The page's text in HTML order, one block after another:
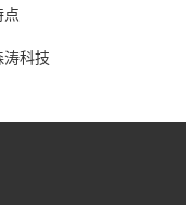
科技